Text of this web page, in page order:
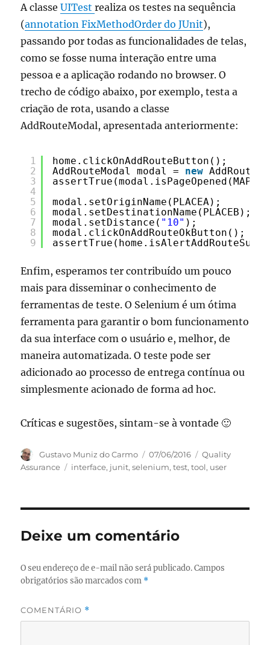
A classeUITestrealiza os testes na sequência
(annotation FixMethodOrder do JUnit),
passando por todas as funcionalidades de telas,
como se fosse numa interação entre uma
pessoa e a aplicação rodando no browser. O
trecho de código abaixo, por exemplo, testa a
criação de rota, usando a classe
AddRouteModal, apresentada anteriormente:
1
2
3
4
5
6
7
8
9
home.clickOnAddRouteButton();
AddRouteModal modal = new
assertTrue(modal.isPageOpened(MAP));
modal.setOriginName(PLACEA);
modal.setDestinationName(PLACEB);
modal.setDistance( "10" );
modal.clickOnAddRouteOkButton();
Enfim, esperamos ter contribuído um pouco
mais para disseminar o conhecimento de
ferramentas de teste. O Selenium é um ótima
ferramenta para garantir o bom funcionamento
da sua interface com o usuário e, melhor, de
maneira automatizada. O teste pode ser
adicionado ao processo de entrega contínua ou
simplesmente acionado de forma ad hoc.
Críticas e sugestões, sintam-se à vontade 🙂
Autor
Gustavo Muniz do Carmo
Publicado
em
07/06/2016 Categorias
Quality
Assurance
Tags
interface, junit,selenium,test,tool, user
Deixe um comentário
O seu endereço de e-mail não será publicado. Campos
obrigatórios são marcados com *
COMENTÁRIO *